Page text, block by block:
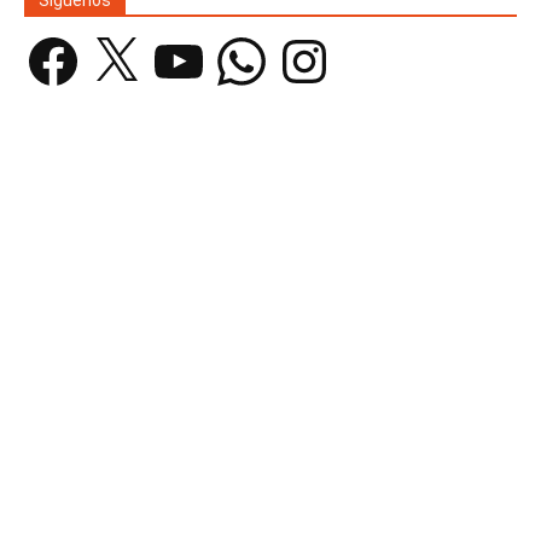
Facebook YouTube WhatsAppInstagram